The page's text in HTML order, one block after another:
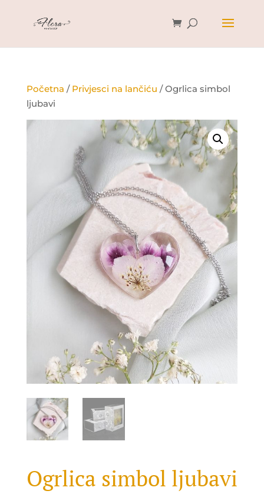
Početna / Privjesci na lančiću / Ogrlica simbol
ljubavi
Ogrlica simbol ljubavi